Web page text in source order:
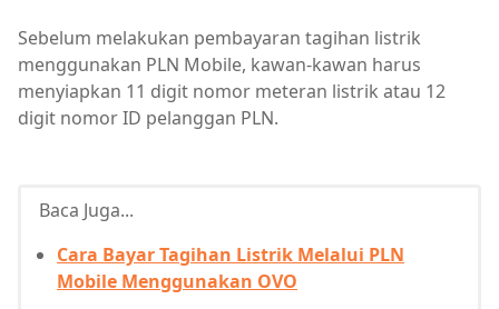
Sebelum melakukan pembayaran tagihan listrik
menggunakan PLN Mobile, kawan-kawan harus
menyiapkan 11 digit nomor meteran listrik atau 12
digit nomor ID pelanggan PLN.
Baca Juga...
Cara Bayar Tagihan Listrik Melalui PLN
Mobile Menggunakan OVO